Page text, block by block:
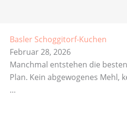
Basler Schoggitorf-Kuchen
Februar 28, 2026
Manchmal entstehen die
Plan. Kein abgewogenes Mehl,
…